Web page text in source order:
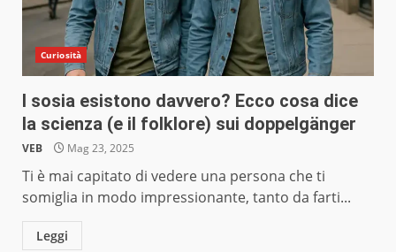
Curiosità
I sosia esistono davvero? Ecco cosa dice
la scienza (e il folklore) sui doppelgänger
VEB Mag 23, 2025
Ti è mai capitato di vedere una persona che ti
somiglia in modo impressionante, tanto da farti...
Leggi